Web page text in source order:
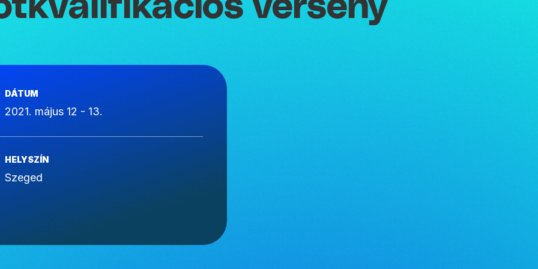
verseny
DÁTUM
2021. május 12 - 13.
HELYSZÍN
Szeged